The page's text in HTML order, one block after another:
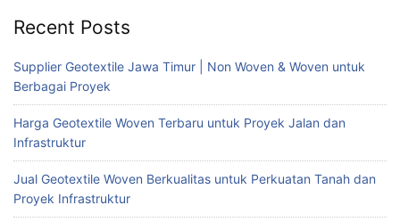
Recent Posts
Supplier Geotextile Jawa Timur | Non Woven & Woven untuk
Berbagai Proyek
Harga Geotextile Woven Terbaru untuk Proyek Jalan dan
Infrastruktur
Jual Geotextile Woven Berkualitas untuk Perkuatan Tanah dan
Proyek Infrastruktur